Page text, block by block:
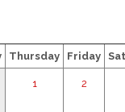
Thursday Friday
1 2